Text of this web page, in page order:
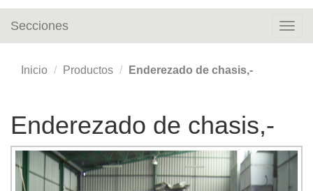
Secciones
Inicio Productos Enderezado de chasis,-
Enderezado de chasis,-